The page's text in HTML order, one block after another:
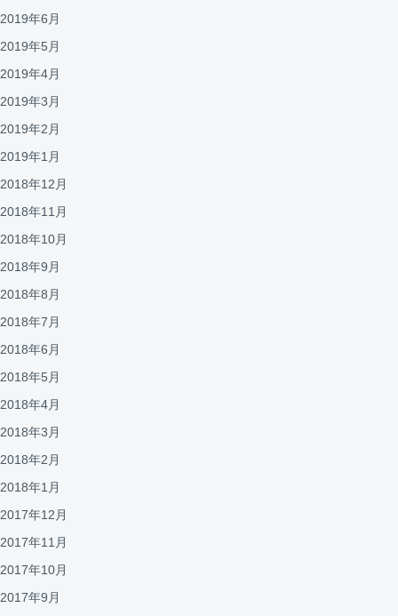
2019年6月
2019年5月
2019年4月
2019年3月
2019年2月
2019年1月
2018年12月
2018年11月
2018年10月
2018年9月
2018年8月
2018年7月
2018年6月
2018年5月
2018年4月
2018年3月
2018年2月
2018年1月
2017年12月
2017年11月
2017年10月
2017年9月